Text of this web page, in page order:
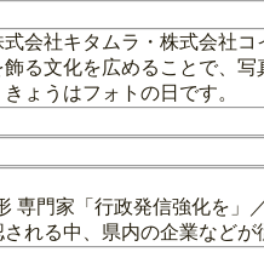
会社キタムラ・株式会社
る文化を広めることで、
ょうはフォトの日です。
門家「行政発信強化を」
れる中、県内の企業など